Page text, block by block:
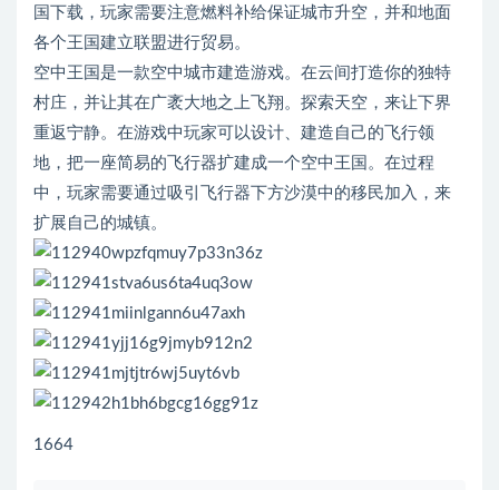
国下载，玩家需要注意燃料补给保证城市升空，并和地面
各个王国建立联盟进行贸易。
空中王国是一款空中城市建造游戏。在云间打造你的独特
村庄，并让其在广袤大地之上飞翔。探索天空，来让下界
重返宁静。在游戏中玩家可以设计、建造自己的飞行领
地，把一座简易的飞行器扩建成一个空中王国。在过程
中，玩家需要通过吸引飞行器下方沙漠中的移民加入，来
扩展自己的城镇。
1664